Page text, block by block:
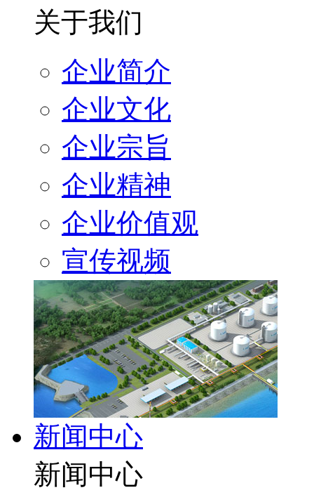
关于我们
企业简介
企业文化
企业宗旨
企业精神
企业价值观
宣传视频
新闻中心
新闻中心